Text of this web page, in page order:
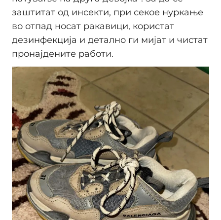
заштитат од инсекти, при секое нуркање
во отпад носат ракавици, користат
дезинфекција и детално ги мијат и чистат
пронајдените работи.